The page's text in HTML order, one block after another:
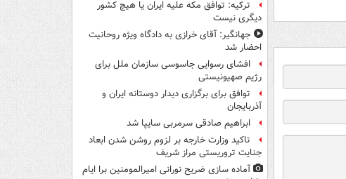
ترکیه: توافق مکه علیه ایران یا هیچ کشور
دیگری نیست
جهانگیر: آقای خرازی به دادگاه ویژه روحانیت
احضار شد
افشای رسوایی جاسوسی سازمان ملل برای
رژیم صهیونیستی
توافق برای برگزاری دیدار دوستانه ایران و
آذربایجان
ابراهیم صادقی سرمربی سایپا شد
تاکید وزارت خارجه بر لزوم روشن شدن ابعاد
جنایت تروریستی مراز شریف
آماده سازی ضریح نورانی امیرالمومنین برا ایام